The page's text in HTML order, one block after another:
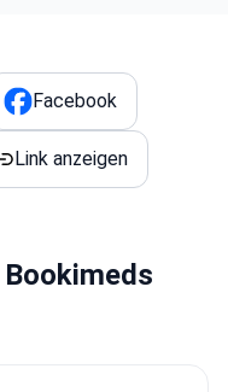
Facebook
Link anzeigen